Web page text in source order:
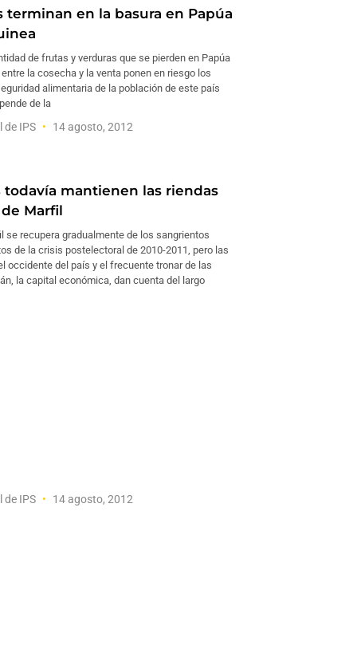
terminan en la basura en Papúa
de frutas y verduras que se pierden en Papúa
la cosecha y la venta ponen en riesgo los
alimentaria de la población de este país
de la
de IPS 14 agosto, 2012
todavía mantienen las riendas
Marfil
se recupera gradualmente de los sangrientos
de la crisis postelectoral de 2010-2011, pero las
occidente del país y el frecuente tronar de las
la capital económica, dan cuenta del largo
de IPS 14 agosto, 2012